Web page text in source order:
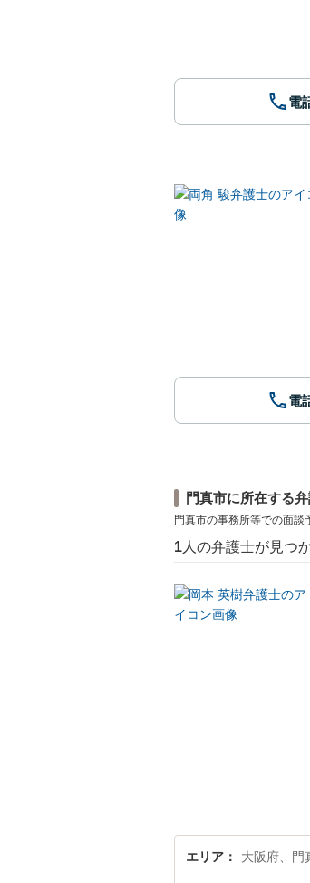
電
電
門真市に所在する
門真市の事務所等での面談
1 人の弁護士が見つ
エリア 大阪府、門